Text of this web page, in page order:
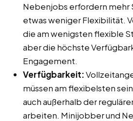
Nebenjobs erfordern mehr
etwas weniger Flexibilität.
die am wenigsten flexible
aber die höchste
Engagement.
Verfügbarkeit:
müssen am flexibelsten
auch außerhalb der
arbeiten. Minijobber und